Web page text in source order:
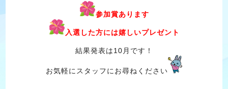
参加賞あります
入選した方には嬉しいプレゼント
結果発表は10月です！
お気軽にスタッフにお尋ねください